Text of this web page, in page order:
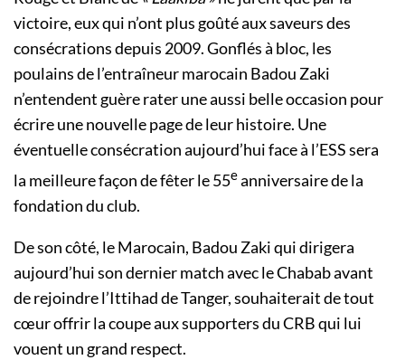
victoire, eux qui n’ont plus goûté aux saveurs des
consécrations depuis 2009. Gonflés à bloc, les
poulains de l’entraîneur marocain Badou Zaki
n’entendent guère rater une aussi belle occasion pour
écrire une nouvelle page de leur histoire. Une
éventuelle consécration aujourd’hui face à l’ESS sera
la meilleure façon de fêter le 55eanniversaire de la
fondation du club.
De son côté, le Marocain, Badou Zaki qui dirigera
aujourd’hui son dernier match avec le Chabab avant
de rejoindre l’Ittihad de Tanger, souhaiterait de tout
cœur offrir la coupe aux supporters du CRB qui lui
vouent un grand respect.